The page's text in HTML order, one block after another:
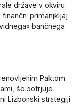
države v okviru
primanjkljaj
bančnega
Paktom
še potrjuje
Lizbonski strategiji